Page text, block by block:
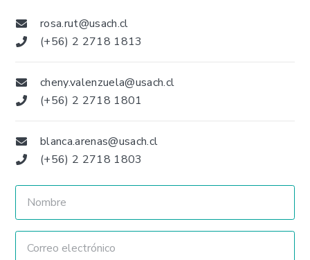
rosa.rut@usach.cl
(+56) 2 2718 1813
cheny.valenzuela@usach.cl
(+56) 2 2718 1801
blanca.arenas@usach.cl
(+56) 2 2718 1803